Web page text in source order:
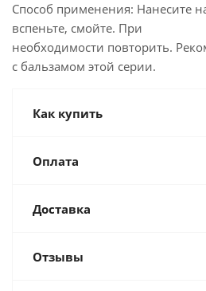
Способ применения: Нанесите
вспеньте, смойте. При
необходимости повторить.
с бальзамом этой серии.
Как купить
Оплата
Доставка
Отзывы